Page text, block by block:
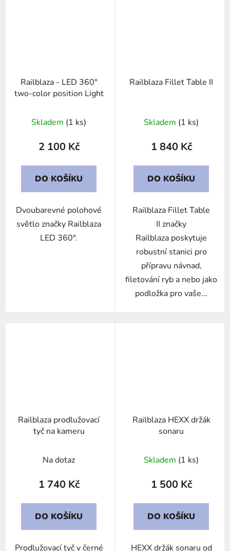
Railblaza - LED 360°
two-color position Light
Skladem (1 ks)
2 100 Kč
DO KOŠÍKU
Dvoubarevné polohové
světlo značky Railblaza
LED 360°.
Railblaza Fillet Table II
Skladem (1 ks)
1 840 Kč
DO KOŠÍKU
Railblaza Fillet Table
II značky
Railblaza poskytuje
robustní stanici pro
přípravu návnad,
filetování ryb a nebo jako
podložka pro vaše...
Railblaza prodlužovací
tyč na kameru
Na dotaz
1 740 Kč
DO KOŠÍKU
Prodlužovací tyč v černé
Railblaza HEXX držák
sonaru
Skladem (1 ks)
1 500 Kč
DO KOŠÍKU
HEXX držák sonaru od